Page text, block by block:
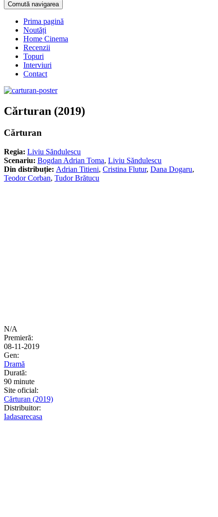
Comută navigarea
Prima pagină
Noutăți
Home Cinema
Recenzii
Topuri
Interviuri
Contact
Cărturan (2019)
Cărturan
Regia: Liviu Săndulescu
Scenariu: Bogdan Adrian Toma, Liviu Săndulescu
Din distribuție: Adrian Titieni, Cristina Flutur, Dana Dogaru,
Teodor Corban, Tudor Brătucu
N/A
Premieră:
08-11-2019
Gen:
Dramă
Durată:
90 minute
Site oficial:
Cărturan (2019)
Distribuitor:
Iadasarecasa